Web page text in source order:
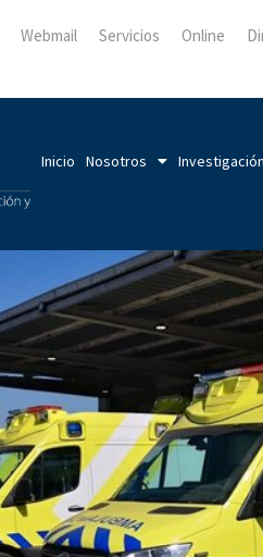
Webmail Servicios Online
Inicio Nosotros Investigación